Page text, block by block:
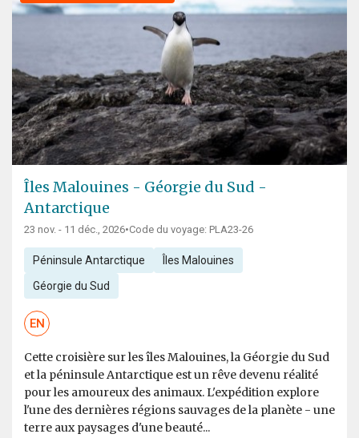
Îles Malouines - Géorgie du Sud -
Antarctique
23 nov. - 11 déc., 2026•Code du voyage: PLA23-26
Péninsule Antarctique Îles Malouines
Géorgie du Sud
EN
Cette croisière sur les îles Malouines, la Géorgie du Sud
et la péninsule Antarctique est un rêve devenu réalité
pour les amoureux des animaux. L'expédition explore
l'une des dernières régions sauvages de la planète - une
terre aux paysages d'une beauté...